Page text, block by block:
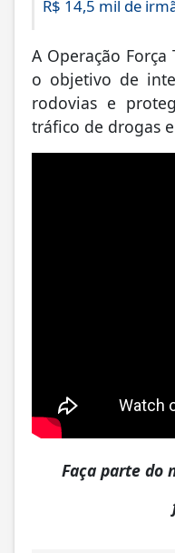
R$ 14,5 mil de
A Operação Força
o objetivo de
rodovias e
tráfico de drogas
Faça parte do